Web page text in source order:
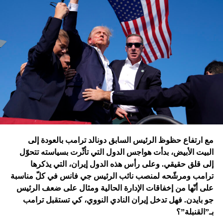
الجنوب في عدلون في قضاء الزهراني؟
ترامب الذي أكّد أنّه سينهي الحروب
التي اندلعت في عهد بايدن، قد
يضغط على إسرائيل لوقف الحرب
في غزة
إدارة بايدن ونهاية منظومة.. وانتقام نتنياهو
فتح باباً كبيراً على تحوّلات جذرية في السياسة الأميركية وتعاطي
إسرائيل معها، أبرزها:
مع ارتفاع حظوظ الرئيس السابق دونالد ترامب بالعودة إلى
البيت الأبيض، بدأت هواجس الدول التي تأثّرت بسياسته تتحوّل
إلى قلق حقيقي. وعلى رأس هذه الدول إيران، التي يذكرها
ترامب ومرشّحه لمنصب نائب الرئيس جي فانس في كلّ مناسبة
على أنّها من إخفاقات الإدارة الحالية ومثال على ضعف الرئيس
جو بايدن. فهل تدخل إيران النادي النووي، كي تستقبل ترامب
بـ”القنبلة”؟